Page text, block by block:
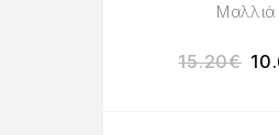
Μαλλιά
15.20€